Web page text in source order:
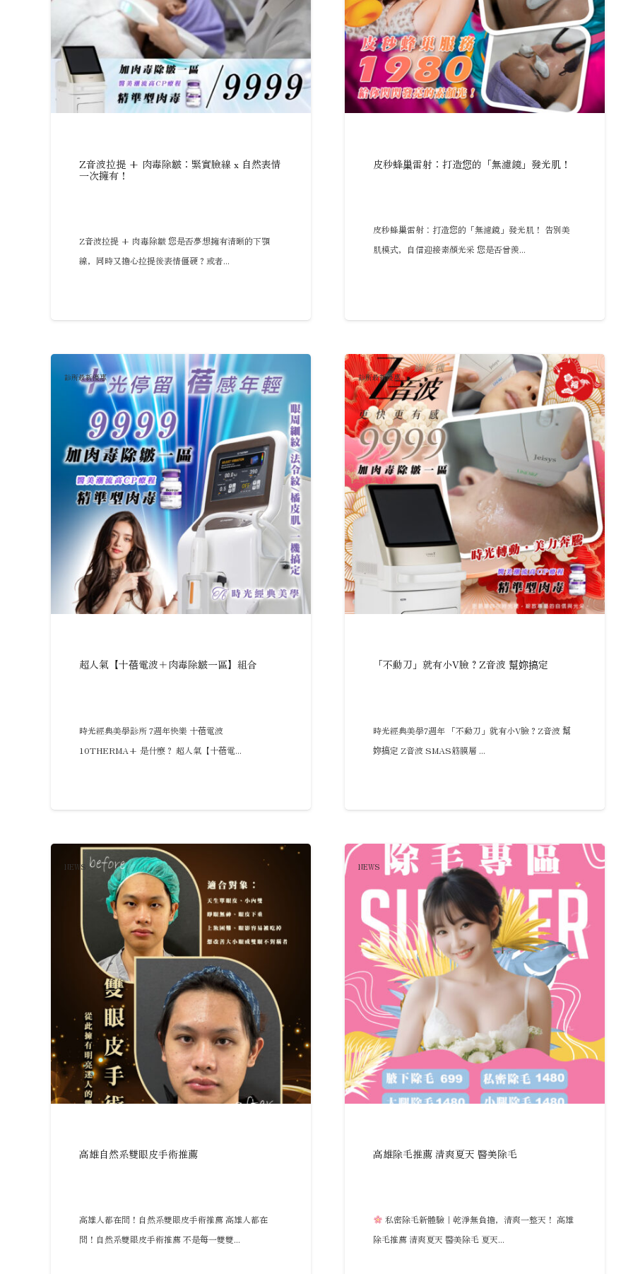
Z音波拉提 + 肉毒除皺：緊實臉線 x 自然表情
一次擁有！
Z音波拉提 + 肉毒除皺 您是否夢想擁有清晰的下顎
線，同時又擔心拉提後表情僵硬？或者...
皮秒蜂巢雷射：打造您的「無濾鏡」發光肌！
皮秒蜂巢雷射：打造您的「無濾鏡」發光肌！ 告別美
肌模式，自信迎接素顏光采 您是否曾羨...
診所最新優惠
超人氣【十蓓電波＋肉毒除皺一區】組合
時光經典美學診所 7週年快樂 十蓓電波
10THERMA+ 是什麼？ 超人氣【十蓓電...
診所最新優惠
「不動刀」就有小V臉？Z音波 幫妳搞定
時光經典美學7週年 「不動刀」就有小V臉？Z音波 幫
妳搞定 Z音波 SMAS筋膜層 ...
NEWS
高雄自然系雙眼皮手術推薦
高雄人都在問！自然系雙眼皮手術推薦 高雄人都在
問！自然系雙眼皮手術推薦 不是每一雙雙...
NEWS
高雄除毛推薦 清爽夏天 醫美除毛
私密除毛新體驗｜乾淨無負擔，清爽一整天！ 高雄
除毛推薦 清爽夏天 醫美除毛 夏天...